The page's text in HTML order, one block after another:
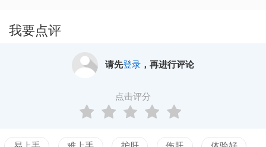
我要点评
请先登录，再进行评论
点击评分